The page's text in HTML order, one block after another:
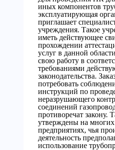
иных компонентов
эксплуатирующая
приглашает
учреждения. Такое
иметь действующее
прохождении
услуг в данной
свою работу в
требованиями
законодательства.
потребовать
инструкций по
неразрушающего
соединений
противоречат закону.
утверждены на
предприятиях, чья
деятельность
использование